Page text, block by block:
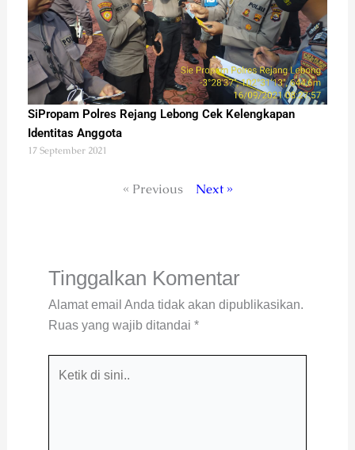
SiPropam Polres Rejang Lebong Cek Kelengkapan
Identitas Anggota
17 September 2021
« Previous Next »
Tinggalkan Komentar
Alamat email Anda tidak akan dipublikasikan.
Ruas yang wajib ditandai *